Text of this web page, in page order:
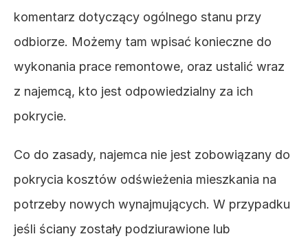
komentarz dotyczący ogólnego stanu przy
odbiorze. Możemy tam wpisać konieczne do
wykonania prace remontowe, oraz ustalić wraz
z najemcą, kto jest odpowiedzialny za ich
pokrycie.
Co do zasady, najemca nie jest zobowiązany do
pokrycia kosztów odświeżenia mieszkania na
potrzeby nowych wynajmujących. W przypadku
jeśli ściany zostały podziurawione lub